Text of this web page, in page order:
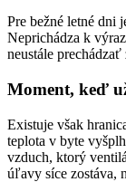
Pre bežné letné dni
Neprichádza k
neustále
Moment, keď
Existuje však
teplota v byte
vzduch, ktorý
úľavy síce zostáva,